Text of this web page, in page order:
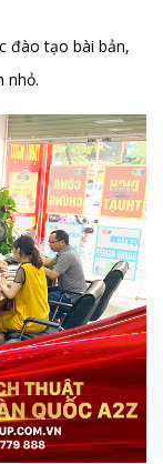
đào tạo bài bản,
nhỏ.